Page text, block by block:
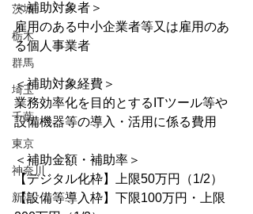
茨城
栃木
群馬
埼玉
千葉
東京
神奈川
新潟
＜補助対象者＞
雇用のある中小企業者等又は雇用のあ
る個人事業者
＜補助対象経費＞
業務効率化を目的とするITツール等や
設備機器等の導入・活用に係る費用
＜補助金額・補助率＞
【デジタル化枠】上限50万円（1/2）
【設備等導入枠】下限100万円・上限